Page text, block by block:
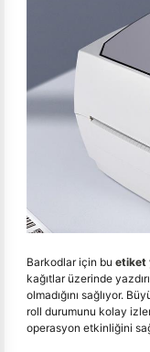
Barkodlar için bu etiket
kağıtlar üzerinde
olmadığını sağlıyor.
roll durumunu kolay
operasyon etkinliğini